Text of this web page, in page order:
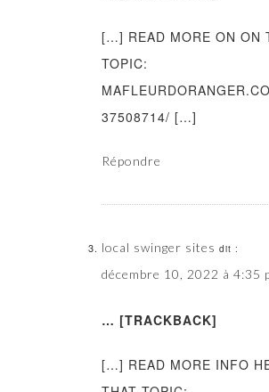
[…] READ MORE ON ON
TOPIC:
37508714/ […]
Répondre
local swinger sites dit :
décembre 10, 2022 à 4:35
… [TRACKBACK]
[…] READ MORE INFO